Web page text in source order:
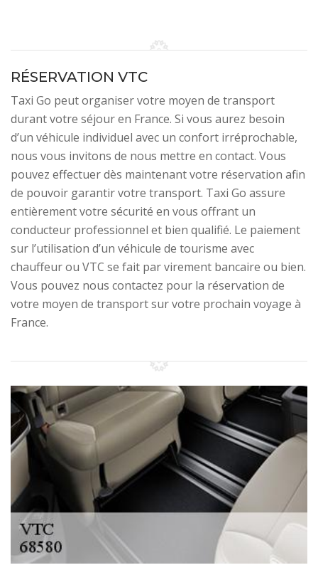
RÉSERVATION VTC
Taxi Go peut organiser votre moyen de transport
durant votre séjour en France. Si vous aurez besoin
d’un véhicule individuel avec un confort irréprochable,
nous vous invitons de nous mettre en contact. Vous
pouvez effectuer dès maintenant votre réservation afin
de pouvoir garantir votre transport. Taxi Go assure
entièrement votre sécurité en vous offrant un
conducteur professionnel et bien qualifié. Le paiement
sur l’utilisation d’un véhicule de tourisme avec
chauffeur ou VTC se fait par virement bancaire ou bien.
Vous pouvez nous contactez pour la réservation de
votre moyen de transport sur votre prochain voyage à
France.